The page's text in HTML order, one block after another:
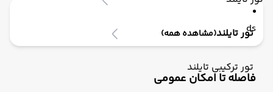
تور تایلند(مشاهده همه)
تور ترکیبی تایلند
ds
فاصله تا امکان عمومی